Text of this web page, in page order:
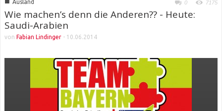
Ausland 0 7175
Wie machen’s denn die Anderen?? - Heute:
Saudi-Arabien
von Fabian Lindinger - 10.06.2014